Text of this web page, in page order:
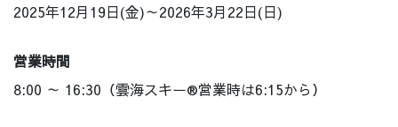
2025年12月19日(金)～2026年3月22日(日)
営業時間
8:00 ～ 16:30（雲海スキー®営業時は6:15から）